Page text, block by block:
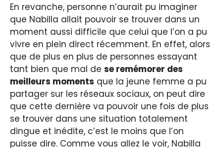
En revanche, personne n’aurait pu imaginer
que Nabilla allait pouvoir se trouver dans un
moment aussi difficile que celui que l’on a pu
vivre en plein direct récemment. En effet, alors
que de plus en plus de personnes essayant
tant bien que mal de se remémorer des
meilleurs moments que la jeune femme a pu
partager sur les réseaux sociaux, on peut dire
que cette dernière va pouvoir une fois de plus
se trouver dans une situation totalement
dingue et inédite, c’est le moins que l’on
puisse dire. Comme vous allez le voir, Nabilla